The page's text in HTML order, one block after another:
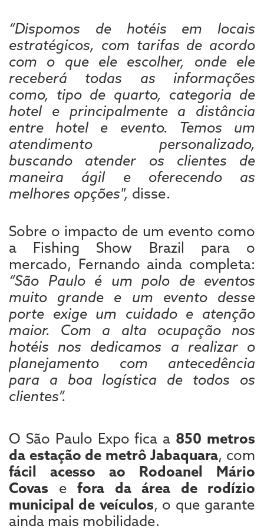
“Dispomos de hotéis em locais
estratégicos, com tarifas de acordo
com o que ele escolher, onde ele
receberá todas as informações
como, tipo de quarto, categoria de
hotel e principalmente a distância
entre hotel e evento. Temos um
atendimento personalizado,
buscando atender os clientes de
maneira ágil e oferecendo as
melhores opções", disse.
Sobre o impacto de um evento como
a Fishing Show Brazil para o
mercado, Fernando ainda completa:
“São Paulo é um polo de eventos
muito grande e um evento desse
porte exige um cuidado e atenção
maior. Com a alta ocupação nos
hotéis nos dedicamos a realizar o
planejamento com antecedência
para a boa logística de todos os
clientes”.
O São Paulo Expo fica a 850 metros
da estação de metrô Jabaquara, com
fácil acesso ao Rodoanel Mário
Covas e fora da área de rodízio
municipal de veículos, o que garante
ainda mais mobilidade.